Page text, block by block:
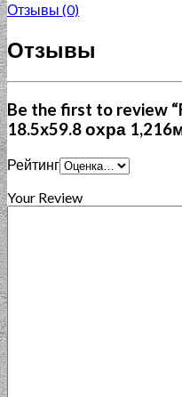
Отзывы (0)
Отзывы
Be the first to review
18.5x59.8 охра
Рейтинг
Your Review